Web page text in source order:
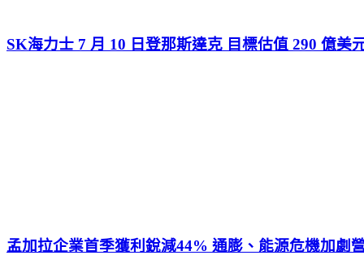
SK海力士 7 月 10 日登那斯達克 目標估值 290 億美
孟加拉企業首季獲利銳減44% 通膨、能源危機加劇